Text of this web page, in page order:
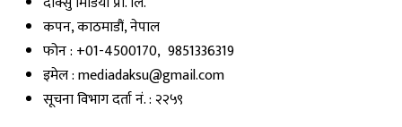
कपन, काठमाडौं, नेपाल
फोन : +01-4500170, 9851336319
इमेल : mediadaksu@gmail.com
सूचना विभाग दर्ता नं. : २२५९